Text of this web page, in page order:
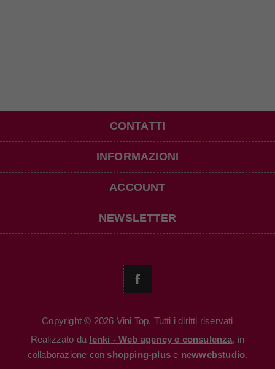
CONTATTI
INFORMAZIONI
ACCOUNT
NEWSLETTER
Copyright © 2026 Vini Top. Tutti i diritti riservati
Realizzato da Ienki - Web agency e consulenza, in
collaborazione con shopping-plus e newwebstudio.